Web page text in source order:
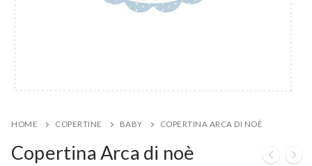
HOME COPERTINE BABY COPERTINA ARCA DI NOÈ
Copertina Arca di noè